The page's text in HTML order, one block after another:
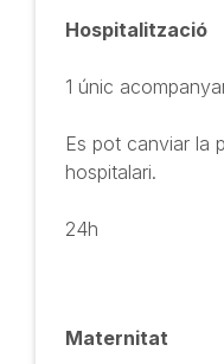
Hospitalització
1 únic
Es pot canviar la
hospitalari.
24h
Maternitat